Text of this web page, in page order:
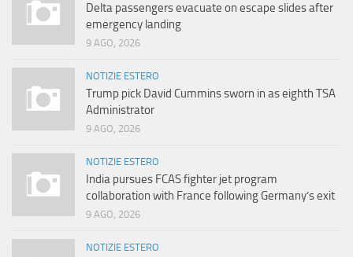
Delta passengers evacuate on escape slides after
emergency landing
9 AGO, 2026
NOTIZIE ESTERO
Trump pick David Cummins sworn in as eighth TSA
Administrator
9 AGO, 2026
NOTIZIE ESTERO
India pursues FCAS fighter jet program
collaboration with France following Germany’s exit
9 AGO, 2026
NOTIZIE ESTERO